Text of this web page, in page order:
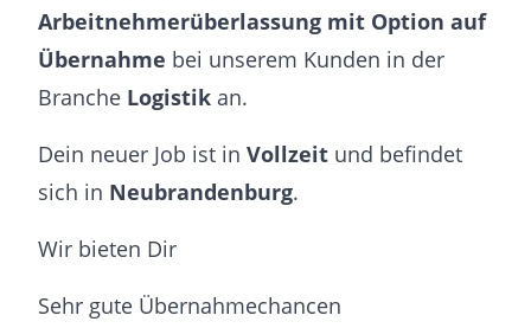
Arbeitnehmerüberlassung mit Option auf
Übernahme bei unserem Kunden in der
Branche Logistik an.
Dein neuer Job ist in Vollzeit und befindet
sich in Neubrandenburg.
Wir bieten Dir
Sehr gute Übernahmechancen